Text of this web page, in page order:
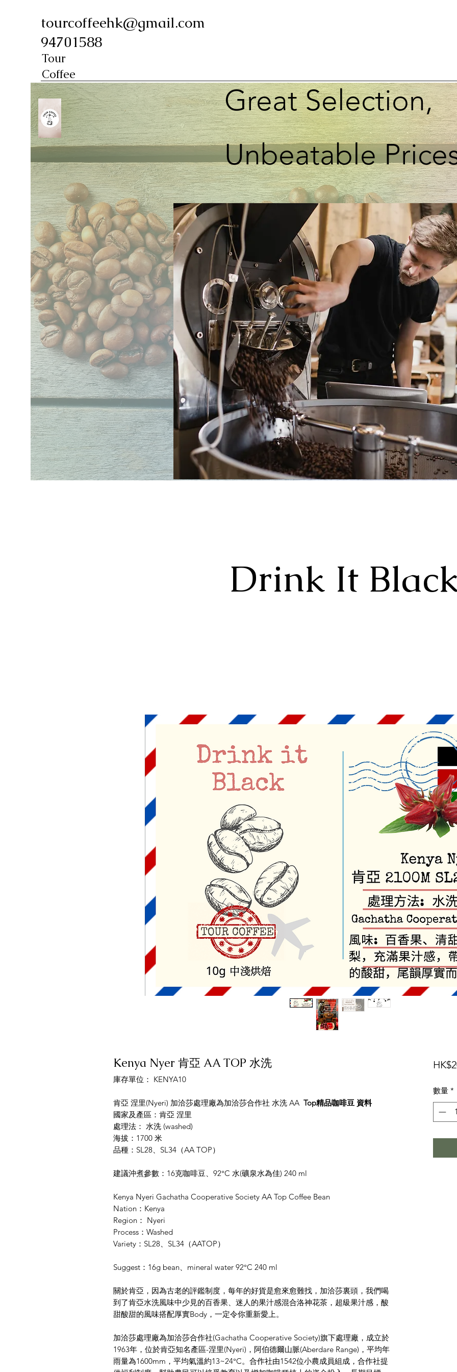
Tour
Coffee
tourcoffeehk@gmail.com
94701588
Great Selection,
Unbeatable
Drink It
Kenya Nyer 肯亞 AA TOP 水洗
庫存單位： KENYA10
肯亞 涅里(Nyeri) 加洽莎處理廠為加洽莎合作社 水洗 AA Top精品咖啡豆 資料
國家及產區：肯亞 涅里
處理法： 水洗 (washed)
海拔：1700 米
品種：SL28、SL34（AA TOP）
建議沖煮參數：16克咖啡豆、92°C 水(礦泉水為佳) 240 ml
Kenya Nyeri Gachatha Cooperative Society AA Top Coffee Bean
Nation：Kenya
Region： Nyeri
Process：Washed
Variety：SL28、SL34（AATOP）
Suggest：16g bean、mineral water 92°C 240 ml
關於肯亞，因為古老的評鑑制度，每年的好貨是愈來愈難找，加洽莎裏頭，我們喝
到了肯亞水洗風味中少見的百香果、迷人的果汁感混合洛神花茶，超級果汁感，酸
甜酸甜的風味搭配厚實Body，一定令你重新愛上。
加洽莎處理廠為加洽莎合作社(Gachatha Cooperative Society)旗下處理廠，成立於
1963年，位於肯亞知名產區-涅里(Nyeri)，阿伯德爾山脈(Aberdare Range)，平均年
雨量為1600mm，平均氣溫約13~24°C。合作社由1542位小農成員組成，合作社提
數量 *